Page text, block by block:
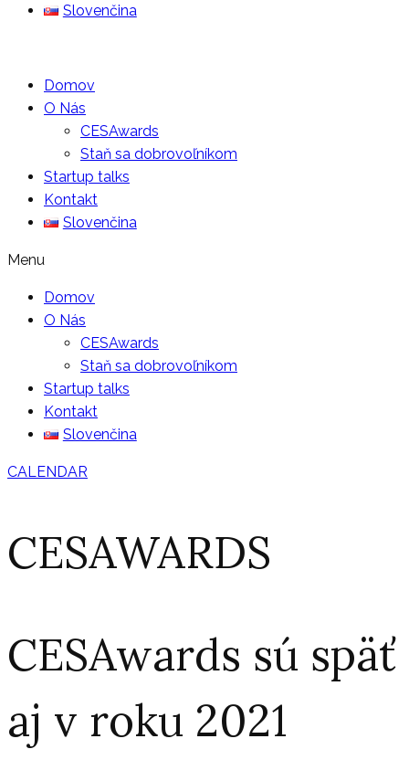
Slovenčina
Domov
O Nás
CESAwards
Staň sa dobrovoľníkom
Startup talks
Kontakt
Slovenčina
Menu
Domov
O Nás
CESAwards
Staň sa dobrovoľníkom
Startup talks
Kontakt
Slovenčina
CALENDAR
CESAWARDS
CESAwards sú späť
aj v roku 2021